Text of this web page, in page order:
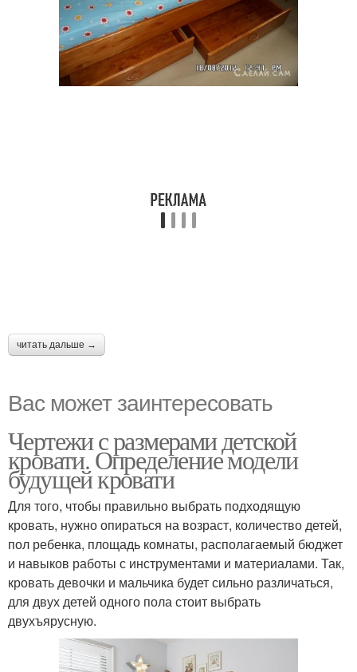
читать дальше →
Вас может заинтересовать
Чертежи с размерами детской
кровати. Определение модели
будущей кровати
Для того, чтобы правильно выбрать подходящую
кровать, нужно опираться на возраст, количество детей,
пол ребенка, площадь комнаты, располагаемый бюджет
и навыков работы с инструментами и материалами. Так,
кровать девочки и мальчика будет сильно различаться,
для двух детей одного пола стоит выбрать
двухъярусную.